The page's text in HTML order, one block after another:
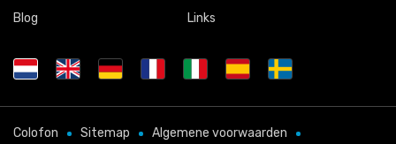
Blog
Links
Colofon Sitemap Algemene voorwaarden